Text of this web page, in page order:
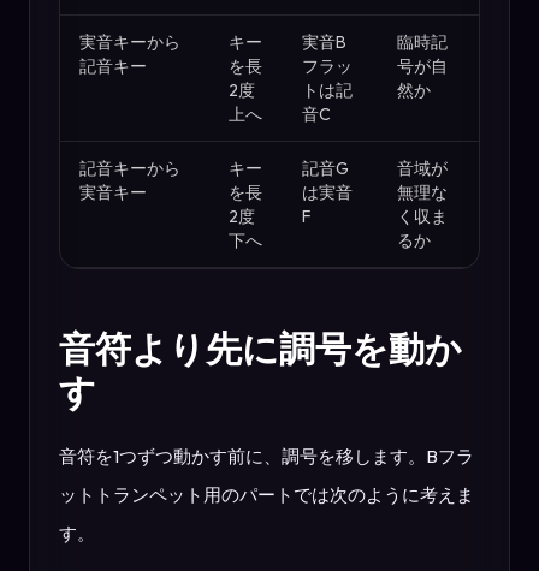
実音キーから
記音キー
キー
を長
2度
上へ
実音B
フラッ
トは記
音C
臨時記
号が自
然か
記音キーから
実音キー
キー
を長
2度
下へ
記音G
は実音
F
音域が
無理な
く収ま
るか
音符より先に調号を動か
す
音符を1つずつ動かす前に、調号を移します。Bフラ
ットトランペット用のパートでは次のように考えま
す。